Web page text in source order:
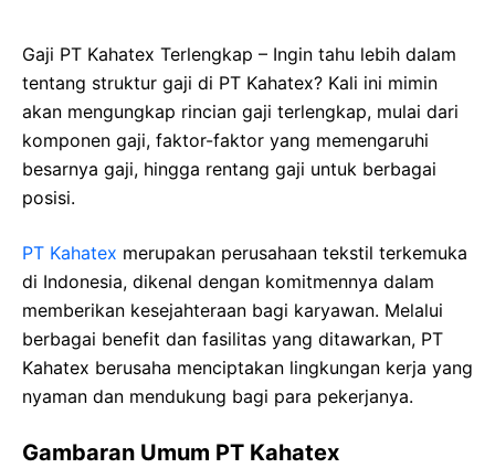
Gaji PT Kahatex Terlengkap – Ingin tahu lebih dalam
tentang struktur gaji di PT Kahatex? Kali ini mimin
akan mengungkap rincian gaji terlengkap, mulai dari
komponen gaji, faktor-faktor yang memengaruhi
besarnya gaji, hingga rentang gaji untuk berbagai
posisi.
PT Kahatex merupakan perusahaan tekstil terkemuka
di Indonesia, dikenal dengan komitmennya dalam
memberikan kesejahteraan bagi karyawan. Melalui
berbagai benefit dan fasilitas yang ditawarkan, PT
Kahatex berusaha menciptakan lingkungan kerja yang
nyaman dan mendukung bagi para pekerjanya.
Gambaran Umum PT Kahatex